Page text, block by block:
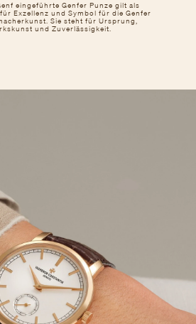
eingeführte Genfer Punze gilt als
Exzellenz und Symbol für die Genfer
Sie steht für Ursprung,
und Zuverlässigkeit.